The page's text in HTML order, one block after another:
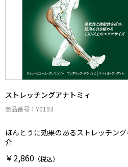
ストレッチングアナトミィ
商品番号：Y0193
ほんとうに効果のあるストレッチン
介
￥2,860 （税込）